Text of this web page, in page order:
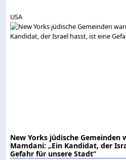
USA
New Yorks jüdische Gemeinden
Mamdani: „Ein Kandidat, der
Gefahr für unsere Stadt“